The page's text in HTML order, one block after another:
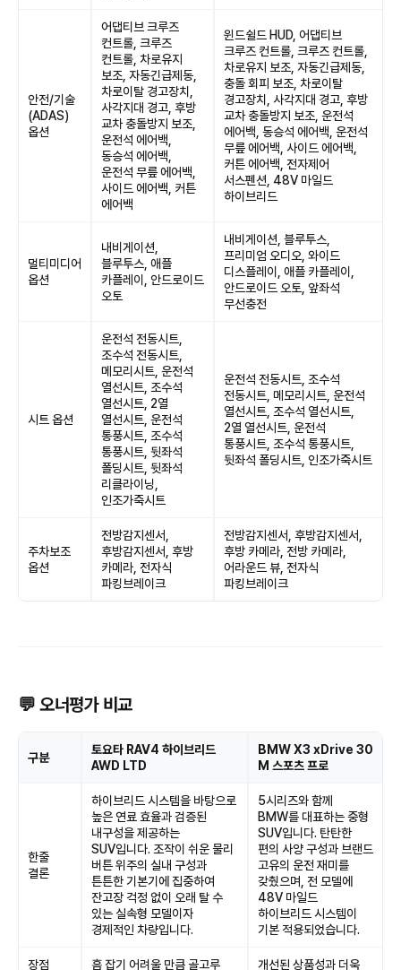
안전/기술
(ADAS)
옵션
어댑티브 크루즈
컨트롤, 크루즈
컨트롤, 차로유지
보조, 자동긴급제동,
차로이탈 경고장치,
사각지대 경고, 후방
교차 충돌방지 보조,
운전석 에어백,
동승석 에어백,
운전석 무릎 에어백,
사이드 에어백, 커튼
에어백
윈드쉴드 HUD, 어댑티브
크루즈 컨트롤, 크루즈 컨트롤,
차로유지 보조, 자동긴급제동,
충돌 회피 보조, 차로이탈
경고장치, 사각지대 경고, 후방
교차 충돌방지 보조, 운전석
에어백, 동승석 에어백, 운전석
무릎 에어백, 사이드 에어백,
커튼 에어백, 전자제어
서스펜션, 48V 마일드
하이브리드
멀티미디어
옵션
내비게이션,
블루투스, 애플
카플레이, 안드로이드
오토
내비게이션, 블루투스,
프리미엄 오디오, 와이드
디스플레이, 애플 카플레이,
안드로이드 오토, 앞좌석
무선충전
시트 옵션
운전석 전동시트,
조수석 전동시트,
메모리시트, 운전석
열선시트, 조수석
열선시트, 2열
열선시트, 운전석
통풍시트, 조수석
통풍시트, 뒷좌석
폴딩시트, 뒷좌석
리클라이닝,
인조가죽시트
운전석 전동시트, 조수석
전동시트, 메모리시트, 운전석
열선시트, 조수석 열선시트,
2열 열선시트, 운전석
통풍시트, 조수석 통풍시트,
뒷좌석 폴딩시트, 인조가죽시트
주차보조
옵션
전방감지센서,
후방감지센서, 후방
카메라, 전자식
파킹브레이크
전방감지센서, 후방감지센서,
후방 카메라, 전방 카메라,
어라운드 뷰, 전자식
파킹브레이크
💬 오너평가 비교
구분
토요타 RAV4 하이브리드
AWD LTD
BMW X3 xDrive 30
M 스포츠 프로
한줄
결론
하이브리드 시스템을 바탕으로
높은 연료 효율과 검증된
내구성을 제공하는
SUV입니다. 조작이 쉬운 물리
버튼 위주의 실내 구성과
튼튼한 기본기에 집중하여
잔고장 걱정 없이 오래 탈 수
있는 실속형 모델이자
경제적인 차량입니다.
5시리즈와 함께
BMW를 대표하는 중형
SUV입니다. 탄탄한
편의 사양 구성과 브랜드
고유의 운전 재미를
갖췄으며, 전 모델에
48V 마일드
하이브리드 시스템이
기본 적용되었습니다.
장점 흠 잡기 어려울 만큼 골고루 개선된 상품성과 더욱